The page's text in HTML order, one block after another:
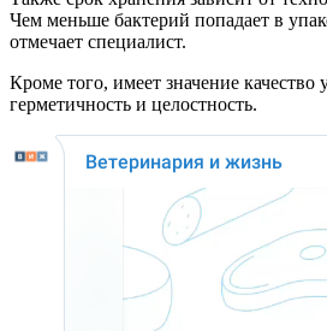
Чем меньше бактерий попадает в
отмечает специалист.
Кроме того, имеет значение качество
герметичность и целостность.